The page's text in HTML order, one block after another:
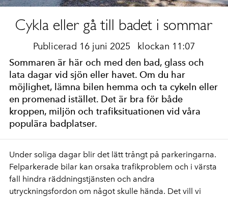
Cykla eller gå till badet i sommar
Publicerad 16 juni 2025 klockan 11:07
Sommaren är här och med den bad, glass och
lata dagar vid sjön eller havet. Om du har
möjlighet, lämna bilen hemma och ta cykeln eller
en promenad istället. Det är bra för både
kroppen, miljön och trafiksituationen vid våra
populära badplatser.
Under soliga dagar blir det lätt trångt på parkeringarna.
Felparkerade bilar kan orsaka trafikproblem och i värsta
fall hindra räddningstjänsten och andra
utryckningsfordon om något skulle hända. Det vill vi